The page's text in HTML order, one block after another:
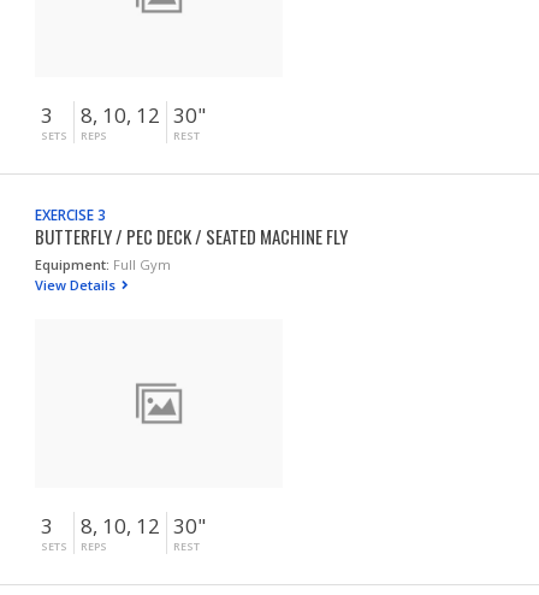
3
SETS
8, 10, 12
REPS
30"
REST
EXERCISE 3
BUTTERFLY / PEC DECK / SEATED MACHINE FLY
Equipment: Full Gym
View Details
3
SETS
8, 10, 12
REPS
30"
REST